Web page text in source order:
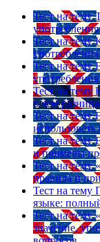
Тест на тему
употребления
Тест на тему
Тест на тему
употребления
Тест на тему
в чем
Тест на тему
использовать
Тест на тему
и примеры
Тест на тему
правила и
Тест на тему
языке:
Тест на тему
значение,